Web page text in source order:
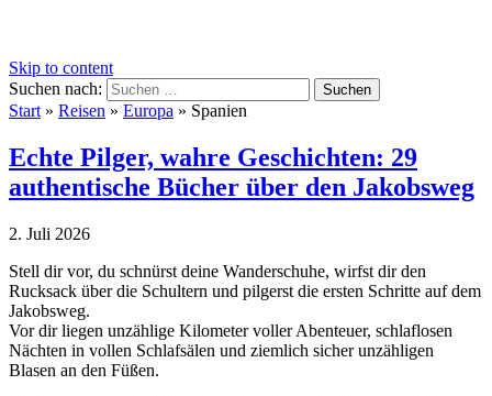
Skip to content
Suchen nach:
Start » Reisen » Europa » Spanien
Echte Pilger, wahre Geschichten: 29
authentische Bücher über den Jakobsweg
2. Juli 2026
Stell dir vor, du schnürst deine Wanderschuhe, wirfst dir den
Rucksack über die Schultern und pilgerst die ersten Schritte auf dem
Jakobsweg.
Vor dir liegen unzählige Kilometer voller Abenteuer, schlaflosen
Nächten in vollen Schlafsälen und ziemlich sicher unzähligen
Blasen an den Füßen.